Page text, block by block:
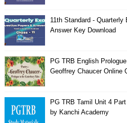
11th Standard -
Answer Key Download
PG TRB English
Geoffrey Chaucer Online
PG TRB Tamil Unit 4
by Kanchi Academy